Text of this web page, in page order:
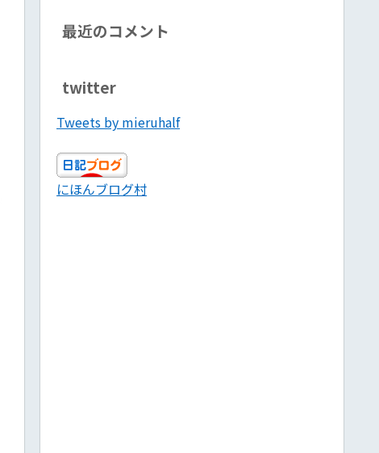
最近のコメント
twitter
Tweets by mieruhalf
にほんブログ村